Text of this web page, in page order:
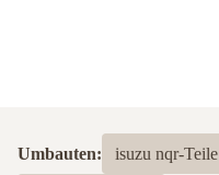
Umbauten: isuzu nqr-Teile